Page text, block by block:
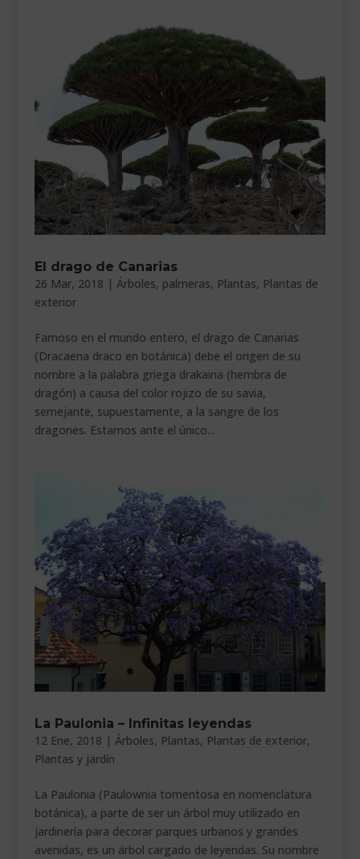
El drago de Canarias
26 Mar, 2018 | Árboles, palmeras, Plantas, Plantas de
exterior
Famoso en el mundo entero, el drago de Canarias
(Dracaena draco en botánica) debe el origen de su
nombre a la palabra griega drakaina (hembra de
dragón) a causa del color rojizo de su savia,
semejante, supuestamente, a la sangre de los
dragones. Estamos ante el único...
La Paulonia – Infinitas leyendas
12 Ene, 2018 | Árboles, Plantas, Plantas de exterior,
Plantas y jardín
La Paulonia (Paulownia tomentosa en nomenclatura
botánica), a parte de ser un árbol muy utilizado en
jardinería para decorar parques urbanos y grandes
avenidas, es un árbol cargado de leyendas. Su nombre